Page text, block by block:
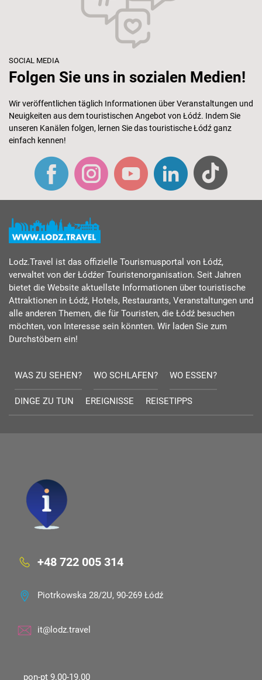
SOCIAL MEDIA
Folgen Sie uns in sozialen Medien!
Wir veröffentlichen täglich Informationen über Veranstaltungen und
Neuigkeiten aus dem touristischen Angebot von Łódź. Indem Sie
unseren Kanälen folgen, lernen Sie das touristische Łódź ganz
einfach kennen!
Lodz.Travel ist das offizielle Tourismusportal von Łódź,
verwaltet von der Łódźer Touristenorganisation. Seit Jahren
bietet die Website aktuellste Informationen über touristische
Attraktionen in Łódź, Hotels, Restaurants, Veranstaltungen und
alle anderen Themen, die für Touristen, die Łódź besuchen
möchten, von Interesse sein könnten. Wir laden Sie zum
Durchstöbern ein!
WAS ZU SEHEN? WO SCHLAFEN? WO ESSEN?
DINGE ZU TUN EREIGNISSE REISETIPPS
+48 722 005 314
Piotrkowska 28/2U, 90-269 Łódź
it@lodz.travel
pon-pt 9.00-19.00